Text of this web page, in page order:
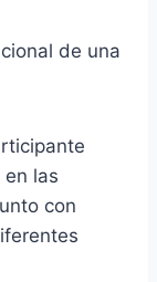
de una
las
con